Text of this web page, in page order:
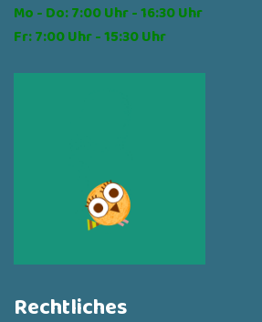
Mo - Do: 7:00 Uhr - 16:30 Uhr
Fr: 7:00 Uhr - 15:30 Uhr
Rechtliches